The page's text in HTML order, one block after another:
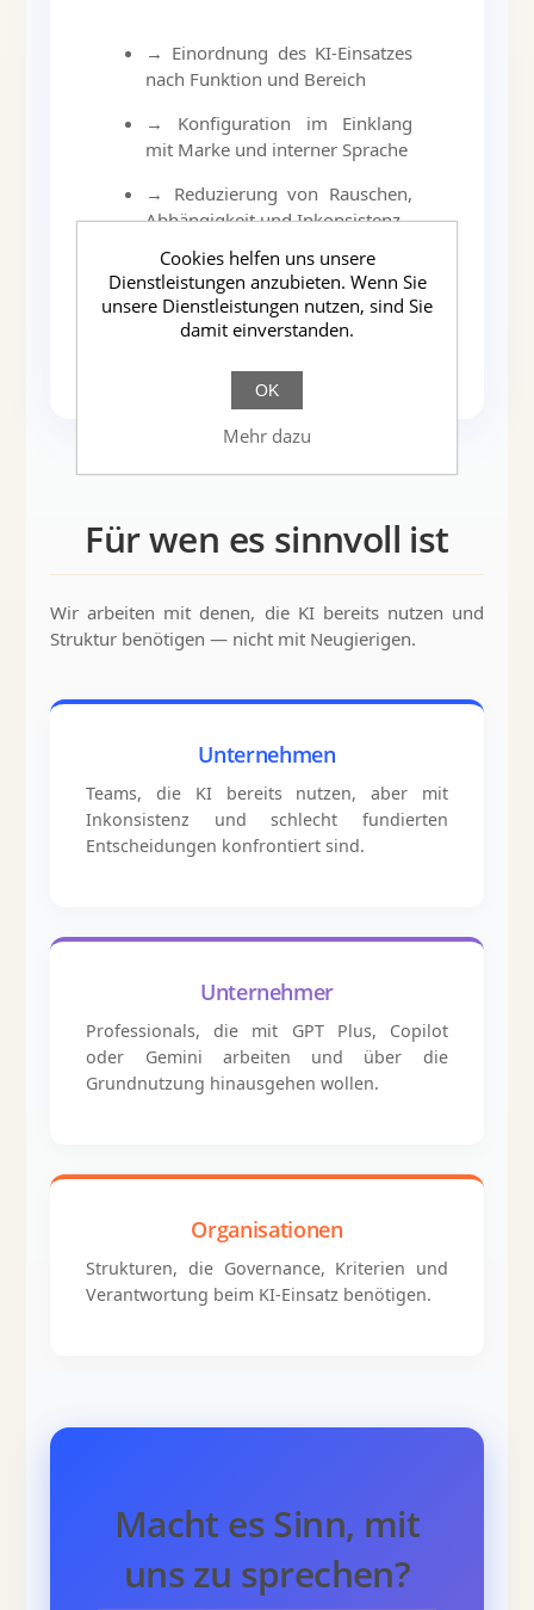
→ Einordnung des KI-Einsatzes
nach Funktion und Bereich
→ Konfiguration im Einklang
mit Marke und interner Sprache
→ Reduzierung von Rauschen,
Abhängigkeit und Inkonsistenz
→ Kontinuierliche
Weiterentwicklung mit dem
Wachstum der Organisation
Für wen es sinnvoll ist
Wir arbeiten mit denen, die KI bereits nutzen und
Struktur benötigen — nicht mit Neugierigen.
Unternehmen
Teams, die KI bereits nutzen, aber mit
Inkonsistenz und schlecht fundierten
Entscheidungen konfrontiert sind.
Unternehmer
Professionals, die mit GPT Plus, Copilot
oder Gemini arbeiten und über die
Grundnutzung hinausgehen wollen.
Organisationen
Strukturen, die Governance, Kriterien und
Verantwortung beim KI-Einsatz benötigen.
Macht es Sinn, mit
uns zu sprechen?
Cookies helfen uns unsere
Dienstleistungen anzubieten. Wenn Sie
unsere Dienstleistungen nutzen, sind Sie
damit einverstanden.
OK
Mehr dazu